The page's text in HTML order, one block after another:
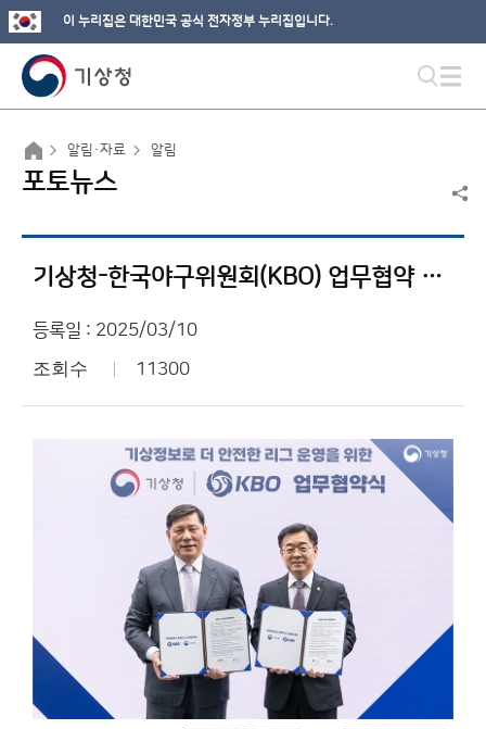
이 누리집은 대한민국 공식 전자정부 누리집입니다.
알림·자료 알림
포토뉴스
기상청-한국야구위원회(KBO) 업무협약 체결
등록일 : 2025/03/10
조회수 11300